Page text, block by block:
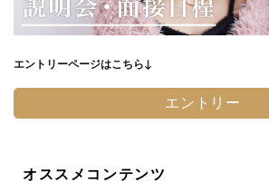
エントリーページはこちら↓
エントリー
オススメコンテンツ